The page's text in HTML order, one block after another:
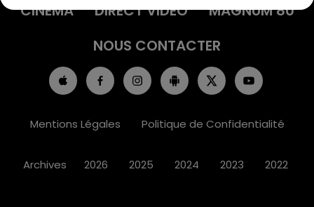
CINÉMA
DIRECT VIDÉO
MAGNUM 80
NOUS CONTACTER
Mentions Légales Politique de Confidentialité
Archives 2026 2025 2024 2023 2022